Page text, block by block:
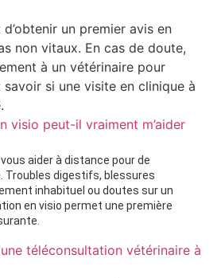
un premier avis en
non vitaux. En cas de doute,
à un vétérinaire pour
si une visite en clinique à
visio peut-il vraiment m’aider
aider à distance pour de
Troubles digestifs, blessures
inhabituel ou doutes sur un
en visio permet une première
téléconsultation vétérinaire à